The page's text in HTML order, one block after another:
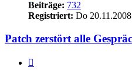
Beiträge: 732
Registriert: Do
Patch zerstört alle